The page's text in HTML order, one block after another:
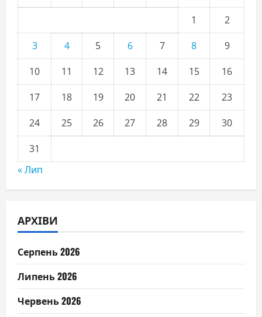
1
2
3
4 5 6 7 8
9
10
11 12 13 14 15
16
17
18 19 20 21 22
23
24
25 26 27 28 29
30
31
« Лип
АРХІВИ
Серпень 2026
Липень 2026
Червень 2026